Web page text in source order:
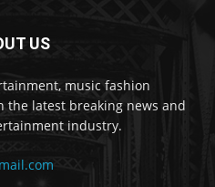
US
music fashion
the latest breaking news and
industry.